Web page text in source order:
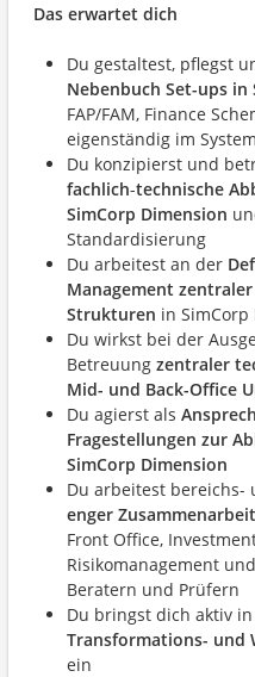
Das erwartet dich
Du gestaltest, pflegst
Nebenbuch Set-ups in
FAP/FAM, Finance
eigenständig im
Du konzipierst und
fachlich-technische
SimCorp Dimension
Standardisierung
Du arbeitest an der
Management
Strukturen in
Du wirkst bei der
Betreuung zentraler
Mid- und Back-Office
Du agierst als
Fragestellungen zur
SimCorp Dimension
Du arbeitest
enger
Front Office,
Risikomanagement
Beratern und Prüfern
Du bringst dich aktiv in
Transformations- und
ein